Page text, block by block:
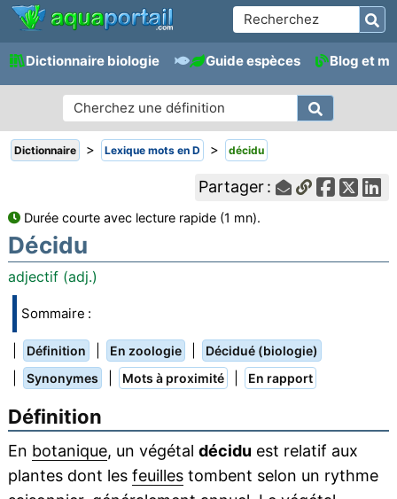
Dictionnaire biologie Guide espèces Blog et
Dictionnaire > Lexique mots en D > décidu
Partager :
Durée courte avec lecture rapide (1 mn).
Décidu
adjectif (adj.)
Sommaire :
Définition En zoologie Décidué (biologie)
Synonymes Mots à proximité En rapport
Définition
En botanique, un végétal décidu est relatif aux
plantes dont les feuillestombent selon un rythme